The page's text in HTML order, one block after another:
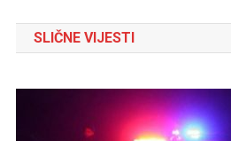
objava
SLIČNE VIJESTI